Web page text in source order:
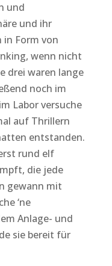
und
und ihr
Form von
wenn nicht
drei waren lange
noch im
Labor versuche
auf Thrillern
entstanden.
rund elf
die jede
gewann mit
‘ne
Anlage- und
sie bereit für